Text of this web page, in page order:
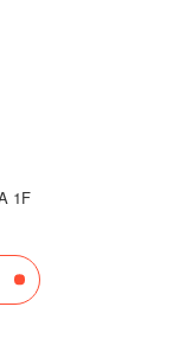
1F